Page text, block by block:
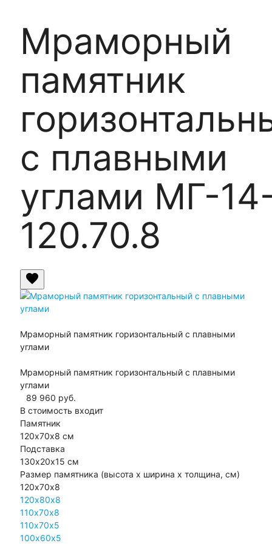
Мраморный
памятник
с плавными
углами МГ-
120.70.8
favorite
Мраморный памятник горизонтальный с плавными
углами
Мраморный памятник горизонтальный с плавными
углами
89 960 руб.
В стоимость входит
Памятник
120х70х8 см
Подставка
130х20х15 см
Размер памятника (высота х ширина х толщина, см)
120х70х8
120х80х8
110х70х8
110х70х5
100х60х5